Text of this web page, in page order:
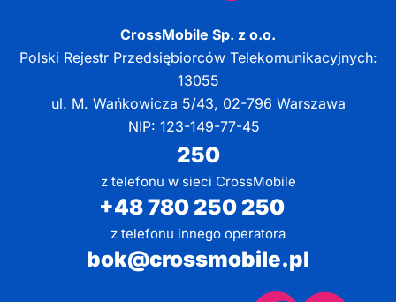
CrossMobile Sp. z o.o.
Polski Rejestr Przedsiębiorców Telekomunikacyjnych:
13055
ul. M. Wańkowicza 5/43, 02-796 Warszawa
NIP: 123-149-77-45
250
z telefonu w sieci CrossMobile
+48 780 250 250
z telefonu innego operatora
bok@crossmobile.pl